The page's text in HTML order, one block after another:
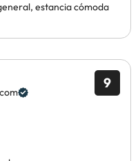
estancia cómoda
9